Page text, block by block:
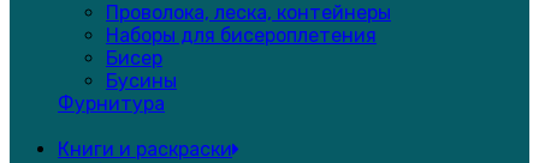
Проволока, леска, контейнеры
Наборы для бисероплетения
Бисер
Бусины
Фурнитура
Книги и раскраски